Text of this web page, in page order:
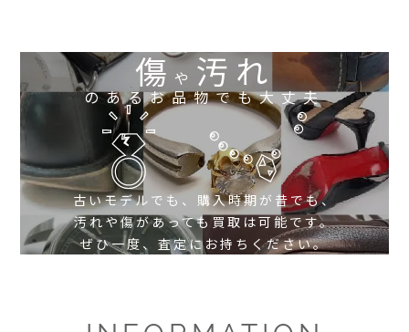
傷や 汚れ
のあるお品物でも大丈夫
古いモデルでも、購入時期が昔でも、
汚れや傷があっても買取は可能です。
ぜひ一度、査定にお持ちください。